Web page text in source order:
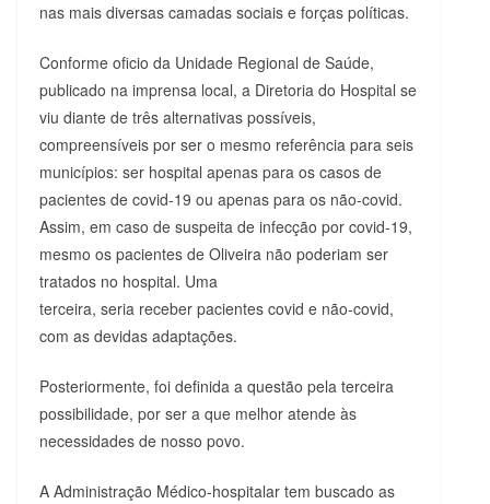
nas mais diversas camadas sociais e forças políticas.
Conforme oficio da Unidade Regional de Saúde,
publicado na imprensa local, a Diretoria do Hospital se
viu diante de três alternativas possíveis,
compreensíveis por ser o mesmo referência para seis
municípios: ser hospital apenas para os casos de
pacientes de covid-19 ou apenas para os não-covid.
Assim, em caso de suspeita de infecção por covid-19,
mesmo os pacientes de Oliveira não poderiam ser
tratados no hospital. Uma
terceira, seria receber pacientes covid e não-covid,
com as devidas adaptações.
Posteriormente, foi definida a questão pela terceira
possibilidade, por ser a que melhor atende às
necessidades de nosso povo.
A Administração Médico-hospitalar tem buscado as